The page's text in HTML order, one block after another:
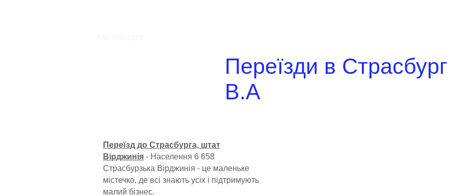
Переїзди в Страсбург
В.А
Переїзд до Страсбурга, штат
Вірджинія - Населення 6 658
Страсбурзька Вірджинія - це маленьке
містечко, де всі знають усіх і підтримують
малий бізнес.